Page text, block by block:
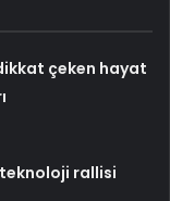
çeken hayat
rallisi